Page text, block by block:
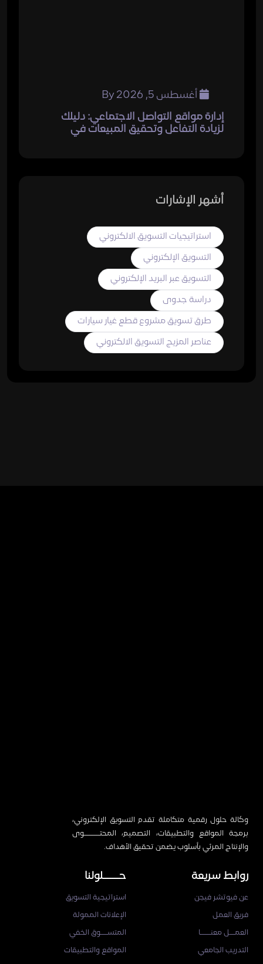
أغسطس 5, 2026
By
إدارة مواقع التواصل الاجتماعي: دليلك
لزيادة التفاعل وتحقيق المبيعات في
أشهر الإشارات
استراتيجيات التسويق الالكتروني
التسويق الإلكتروني
التسويق عبر البريد الإلكتروني
دراسة جدوى
طرق تسويق مشروع قطع غيار سيارات
عناصر المزيج التسويق الالكتروني
وكالة حلول رقمية متكاملة تقدم التسويق الإلكتروني،
برمجة المواقع والتطبيقات، التصميم، المحتـــــــــوى
والإنتاج المرئي بأسلوب يضمن تحقيق الأهداف.
روابط سريعة
عن فيوتشر فيجن
فريق العمل
العمـــل معنــــــا
التدريب الجامعي
حـــــــلولنا
استراتيجية التسويق
الإعلانات الممولة
المتســــوق الخفي
المواقع والتطبيقات